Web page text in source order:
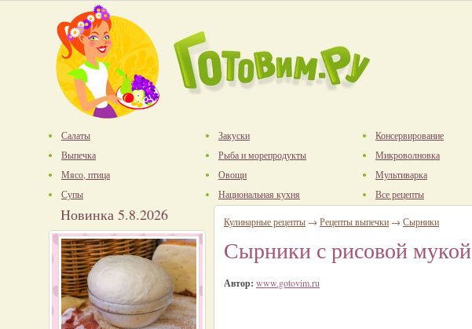
Салаты
Выпечка
Мясо, птица
Супы
Закуски
Рыба и морепродукты
Овощи
Национальная кухня
Консервирование
Микроволновка
Мультиварка
Все рецепты
Новинка 5.8.2026 Кулинарные рецепты → Рецепты выпечки → Сырники
Сырники с рисовой мукой
Автор: www.gotovim.ru